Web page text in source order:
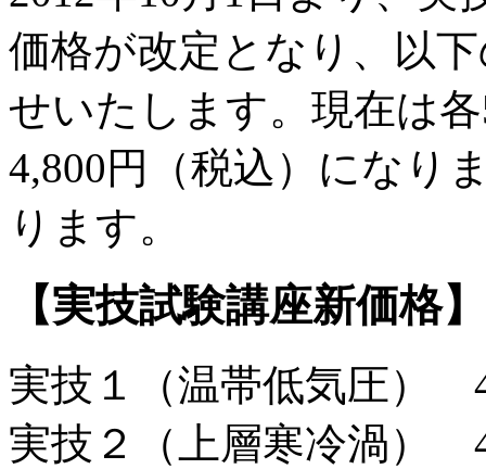
価格が改定となり、以
せいたします。現在は
4,800円（税込）になり
ります。
【実技試験講座新価格】
実技１（温帯低気圧）
実技２（上層寒冷渦）